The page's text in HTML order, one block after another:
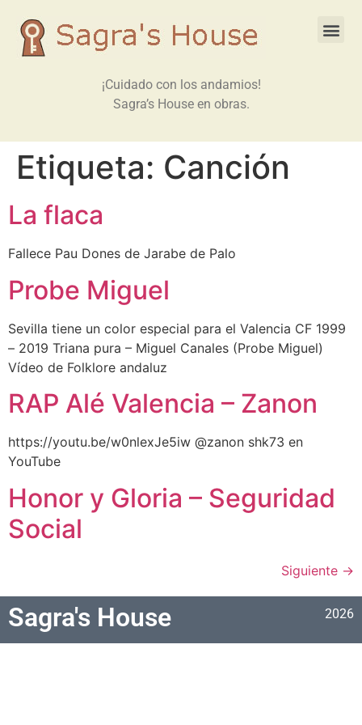
¡Cuidado con los andamios!
Sagra’s House en obras.
Etiqueta: Canción
La flaca
Fallece Pau Dones de Jarabe de Palo
Probe Miguel
Sevilla tiene un color especial para el Valencia CF 1999
– 2019 Triana pura – Miguel Canales (Probe Miguel)
Vídeo de Folklore andaluz
RAP Alé Valencia – Zanon
https://youtu.be/w0nlexJe5iw @zanon shk73 en
YouTube
Honor y Gloria – Seguridad
Social
Siguiente →
Sagra's House 2026